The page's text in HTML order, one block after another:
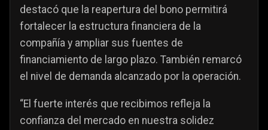
destacó que la reapertura del bono permitirá
fortalecer la estructura financiera de la
compañía y ampliar sus fuentes de
financiamiento de largo plazo. También remarcó
el nivel de demanda alcanzado por la operación.
“El fuerte interés que recibimos refleja la
confianza del mercado en nuestra solidez